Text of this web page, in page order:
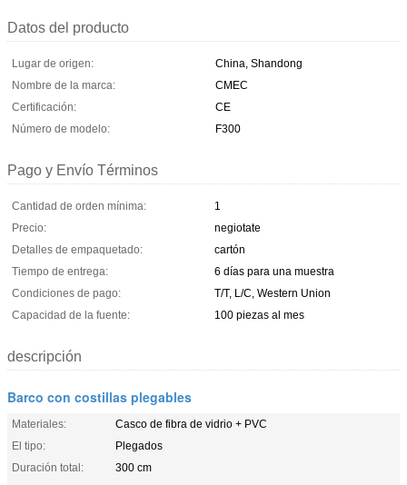
Datos del producto
Lugar de origen:
China, Shandong
Nombre de la marca:
CMEC
Certificación:
CE
Número de modelo:
F300
Pago y Envío Términos
Cantidad de orden mínima:
1
Precio:
negiotate
Detalles de empaquetado:
cartón
Tiempo de entrega:
6 días para una muestra
Condiciones de pago:
T/T, L/C, Western Union
Capacidad de la fuente:
100 piezas al mes
descripción
Barco con costillas plegables
Materiales:
Casco de fibra de vidrio + PVC
El tipo:
Plegados
Duración total:
300 cm